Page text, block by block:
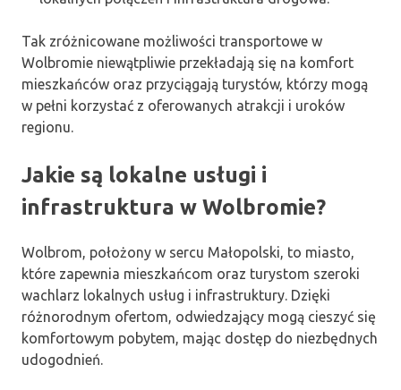
Tak zróżnicowane możliwości transportowe w
Wolbromie niewątpliwie przekładają się na komfort
mieszkańców oraz przyciągają turystów, którzy mogą
w pełni korzystać z oferowanych atrakcji i uroków
regionu.
Jakie są lokalne usługi i
infrastruktura w Wolbromie?
Wolbrom, położony w sercu Małopolski, to miasto,
które zapewnia mieszkańcom oraz turystom szeroki
wachlarz lokalnych usług i infrastruktury. Dzięki
różnorodnym ofertom, odwiedzający mogą cieszyć się
komfortowym pobytem, mając dostęp do niezbędnych
udogodnień.